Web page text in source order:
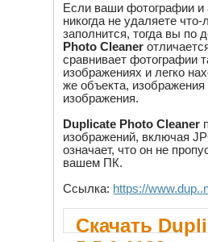
Если ваши фотографии
никогда не удаляете
заполнится, тогда вы по
Photo Cleaner
сравнивает фотографии
изображениях и легко
же объекта,
изображения.
Duplicate Photo Cleaner
изображений, включая
означает, что он не
вашем ПК.
Ссылка: https://
Скачать